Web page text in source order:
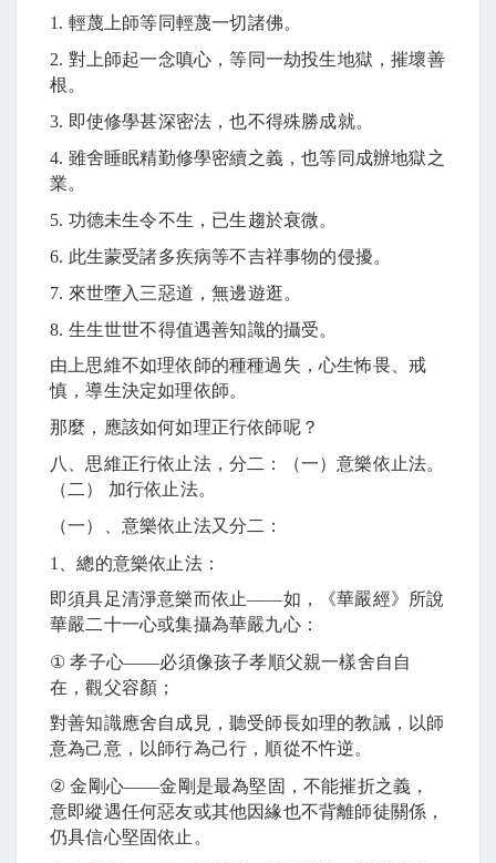
1. 輕蔑上師等同輕蔑一切諸佛。
2. 對上師起一念嗔心，等同一劫投生地獄，摧壞善
根。
3. 即使修學甚深密法，也不得殊勝成就。
4. 雖舍睡眠精勤修學密續之義，也等同成辦地獄之
業。
5. 功德未生令不生，已生趨於衰微。
6. 此生蒙受諸多疾病等不吉祥事物的侵擾。
7. 來世墮入三惡道，無邊遊逛。
8. 生生世世不得值遇善知識的攝受。
由上思維不如理依師的種種過失，心生怖畏、戒
慎，導生決定如理依師。
那麼，應該如何如理正行依師呢？
八、思維正行依止法，分二：（一）意樂依止法。
（二） 加行依止法。
（一）、意樂依止法又分二：
1
、總的意樂依止法：
即須具足清淨意樂而依止――如，《華嚴經》所說
華嚴二十一心或集攝為華嚴九心：
① 孝子心――必須像孩子孝順父親一樣舍自自
在，觀父容顏；
對善知識應舍自成見，聽受師長如理的教誡，以師
意為己意，以師行為己行，順從不忤逆。
② 金剛心――金剛是最為堅固，不能摧折之義，
意即縱遇任何惡友或其他因緣也不背離師徒關係，
仍具信心堅固依止。